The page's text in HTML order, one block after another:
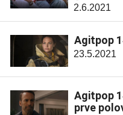
2.6.2021
Agitpop
23.5.2021
Agitpop
prve